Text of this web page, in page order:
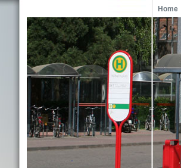
Home